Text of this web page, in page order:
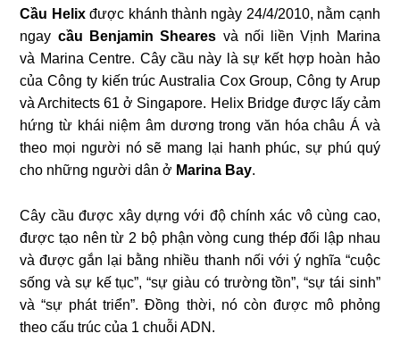
Cầu Helixđược khánh thành ngày 24/4/2010, nằm cạnh
ngay cầu Benjamin Sheares và nối liền Vịnh Marina
và Marina Centre. Cây cầu này là sự kết hợp hoàn hảo
của Công ty kiến trúc Australia Cox Group, Công ty Arup
và Architects 61 ở Singapore. Helix Bridge được lấy cảm
hứng từ khái niệm âm dương trong văn hóa châu Á và
theo mọi người nó sẽ mang lại hanh phúc, sự phú quý
cho những người dân ở Marina Bay.
Cây cầu được xây dựng với độ chính xác vô cùng cao,
được tạo nên từ 2 bộ phận vòng cung thép đối lập nhau
và được gắn lại bằng nhiều thanh nối với ý nghĩa “cuộc
sống và sự kế tục”, “sự giàu có trường tồn”, “sự tái sinh”
và “sự phát triển”. Đồng thời, nó còn được mô phỏng
theo cấu trúc của 1 chuỗi ADN.